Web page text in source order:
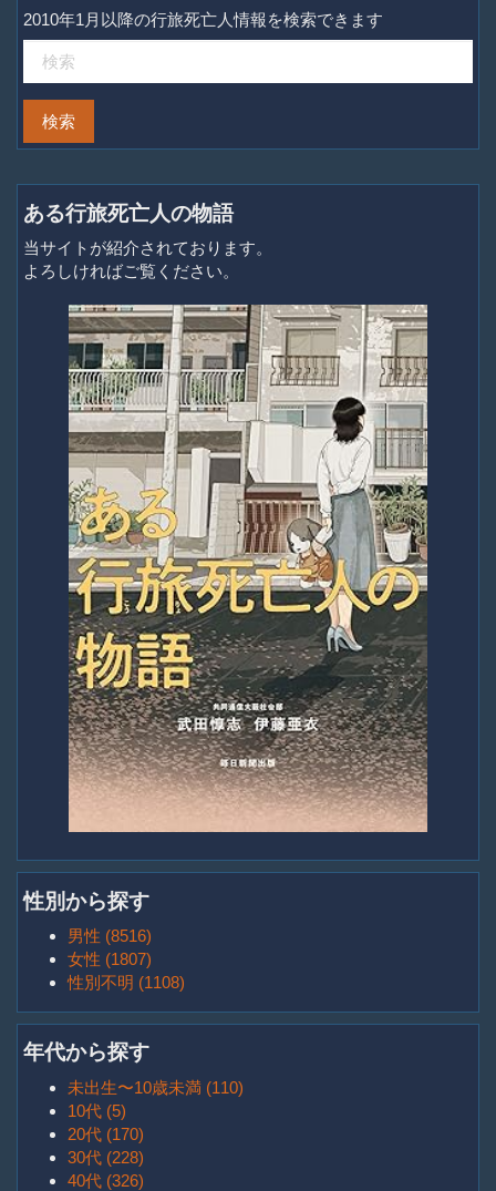
2010年1月以降の行旅死亡人情報を検索できます
ある行旅死亡人の物語
当サイトが紹介されております。
よろしければご覧ください。
性別から探す
男性 (8516)
女性 (1807)
性別不明 (1108)
年代から探す
未出生〜10歳未満 (110)
10代 (5)
20代 (170)
30代 (228)
40代 (326)